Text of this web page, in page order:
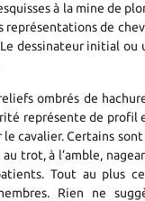
à la mine de
de
dessinateur initial ou
ombrés de
représente de
cavalier. Certains
trot, à l’amble,
Tout au plus
Rien ne